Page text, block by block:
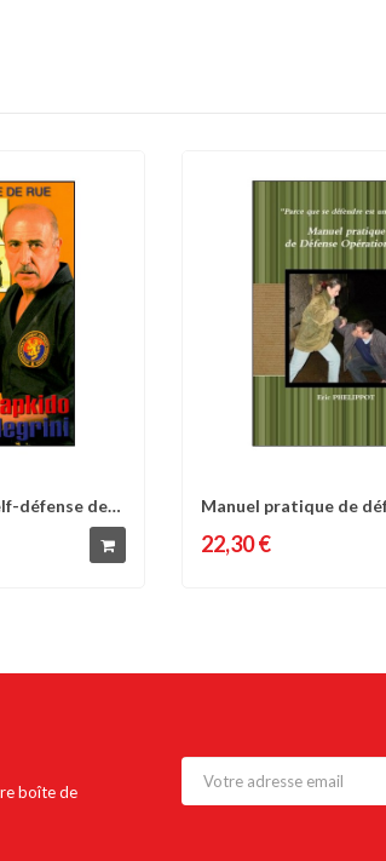
Liste d'envies
défense de
Comparer
Manuel pratique de
22,30 €
boîte de